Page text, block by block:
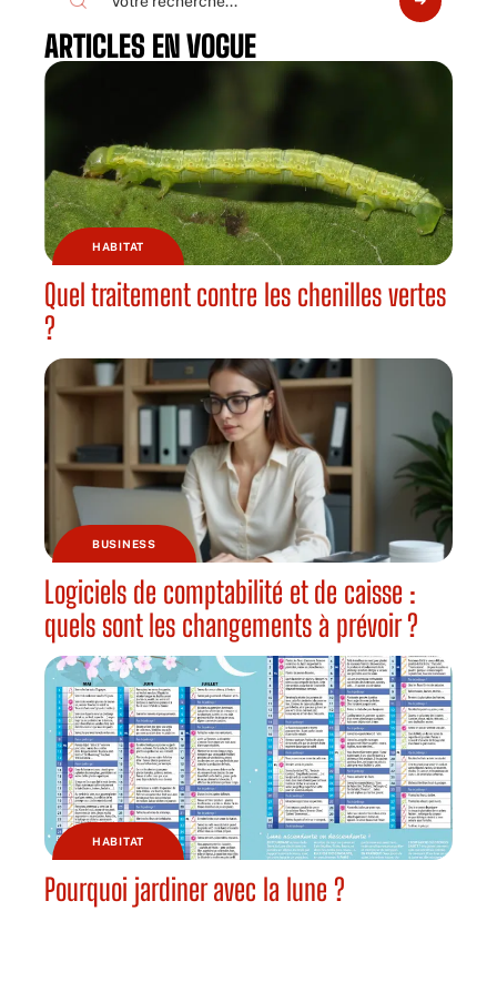
ARTICLES EN VOGUE
HABITAT
Quel traitement contre les chenilles vertes
?
BUSINESS
Logiciels de comptabilité et de caisse :
quels sont les changements à prévoir ?
HABITAT
Pourquoi jardiner avec la lune ?